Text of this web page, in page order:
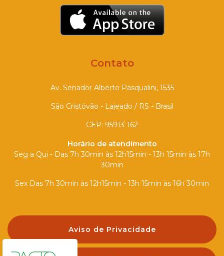
Contato
Av. Senador Alberto Pasqualini, 1535
São Cristóvão - Lajeado / RS - Brasil
CEP: 95913-162
Horário de atendimento
Seg a Qui - Das 7h 30min às 12h15min - 13h 15min às 17h
30min
Sex Das 7h 30min às 12h15min - 13h 15min às 16h 30min
Aviso de Privacidade